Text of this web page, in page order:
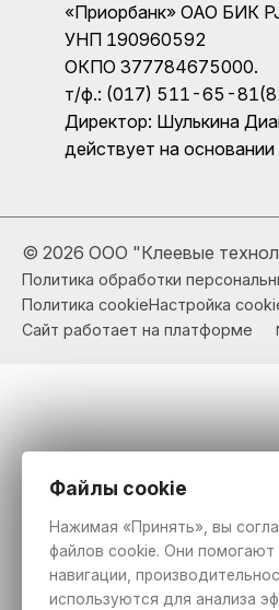
«Приорбанк» ОАО БИК
УНП 190960592
ОКПО 377784675000.
т/ф.: (017) 511-65-
Директор: Шулькина
действует на основании
© 2026 ООО "Клеевые
Политика обработки
Политика cookieНастройка
Сайт работает на платформе
Файлы cookie
Нажимая «Принять», вы
файлов cookie. Они
навигации,
используются для анализа